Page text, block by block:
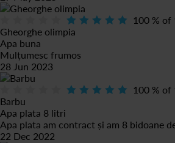
100 % of
Gheorghe olimpia
Apa buna
Mulțumesc frumos
28 Jun 2023
100 % of
Barbu
Apa plata 8 litri
Apa plata am contract și am 8 bidoane
22 Dec 2022